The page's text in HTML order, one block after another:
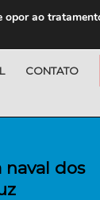
CONTATO
naval dos
ao